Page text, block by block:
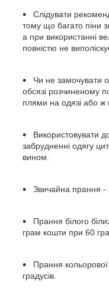
Слідувати
тому що багато піни
а при використанні
повністю не
Чи не замочувати
обсязі розчиненому
плями на одязі або
Використовувати
забрудненні одягу
вином.
Звичайна прання -
Прання білого
грам кошти при 60
Прання
градусів.